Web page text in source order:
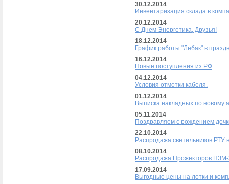
30.12.2014
Инвентаризация склада в
20.12.2014
С Днем Энергетика, Друзья!
18.12.2014
График работы "Лебак" в
16.12.2014
Новые поступления из РФ
04.12.2014
Условия отмотки кабеля.
01.12.2014
Выписка накладных по новому
05.11.2014
Поздравляем с рождением
22.10.2014
Распродажа светильников РТУ
08.10.2014
Распродажа Прожекторов
17.09.2014
Выгодные цены на лотки и